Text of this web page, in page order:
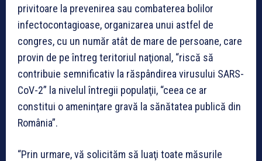
privitoare la prevenirea sau combaterea bolilor
infectocontagioase, organizarea unui astfel de
congres, cu un număr atât de mare de persoane, care
provin de pe întreg teritoriul naţional, “riscă să
contribuie semnificativ la răspândirea virusului SARS-
CoV-2” la nivelul întregii populaţii, “ceea ce ar
constitui o ameninţare gravă la sănătatea publică din
România”.
“Prin urmare, vă solicităm să luaţi toate măsurile